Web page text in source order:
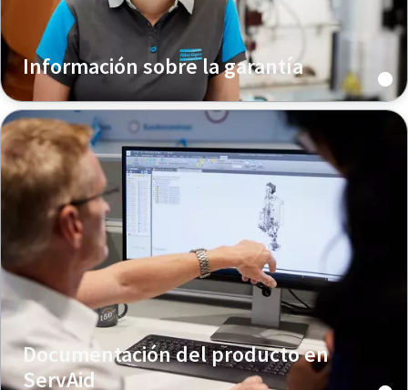
Información sobre la garantía
Documentación del producto en
ServAid